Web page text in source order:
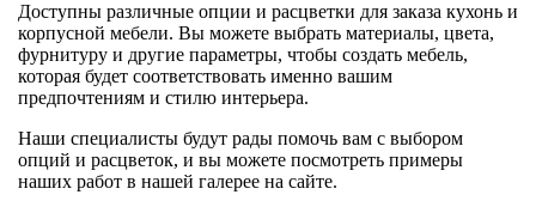
Доступны различные опции и расцветки для заказа кухонь и
корпусной мебели. Вы можете выбрать материалы, цвета,
фурнитуру и другие параметры, чтобы создать мебель,
которая будет соответствовать именно вашим
предпочтениям и стилю интерьера.
Наши специалисты будут рады помочь вам с выбором
опций и расцветок, и вы можете посмотреть примеры
наших работ в нашей галерее на сайте.